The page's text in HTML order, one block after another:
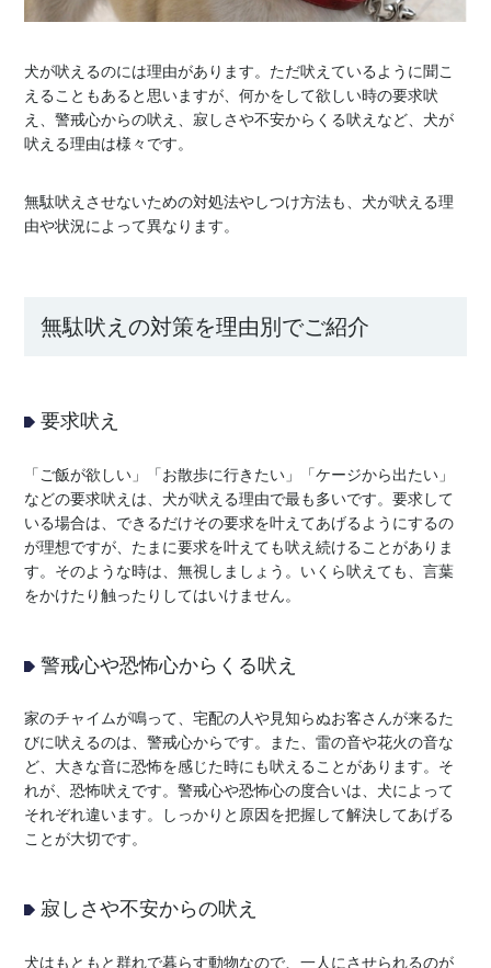
犬が吠えるのには理由があります。ただ吠えているように聞こ
えることもあると思いますが、何かをして欲しい時の要求吠
え、警戒心からの吠え、寂しさや不安からくる吠えなど、犬が
吠える理由は様々です。
無駄吠えさせないための対処法やしつけ方法も、犬が吠える理
由や状況によって異なります。
無駄吠えの対策を理由別でご紹介
要求吠え
「ご飯が欲しい」「お散歩に行きたい」「ケージから出たい」
などの要求吠えは、犬が吠える理由で最も多いです。要求して
いる場合は、できるだけその要求を叶えてあげるようにするの
が理想ですが、たまに要求を叶えても吠え続けることがありま
す。そのような時は、無視しましょう。いくら吠えても、言葉
をかけたり触ったりしてはいけません。
警戒心や恐怖心からくる吠え
家のチャイムが鳴って、宅配の人や見知らぬお客さんが来るた
びに吠えるのは、警戒心からです。また、雷の音や花火の音な
ど、大きな音に恐怖を感じた時にも吠えることがあります。そ
れが、恐怖吠えです。警戒心や恐怖心の度合いは、犬によって
それぞれ違います。しっかりと原因を把握して解決してあげる
ことが大切です。
寂しさや不安からの吠え
犬はもともと群れで暮らす動物なので、一人にさせられるのが